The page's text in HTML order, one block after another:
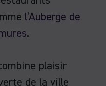
l’Auberge de
.
plaisir
de la ville